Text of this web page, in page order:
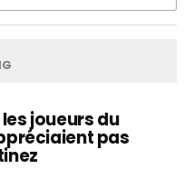
joueurs du
pas